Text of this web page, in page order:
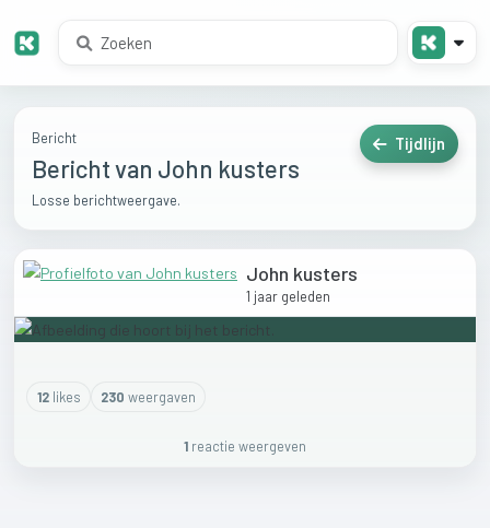
Bericht
Bericht van John kusters
Losse berichtweergave.
Tijdlijn
John kusters
1 jaar geleden
12likes 230 weergaven
1 reactie weergeven